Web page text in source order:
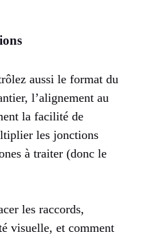
aussi le format du
l’alignement au
la facilité de
les jonctions
à traiter (donc le
les raccords,
visuelle, et comment